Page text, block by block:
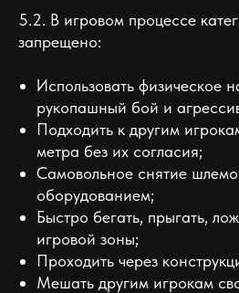
5.2. В игровом процессе
запрещено:
Использовать физическое
рукопашный бой и
Подходить к другим
метра без их согласия;
Самовольное снятие
оборудованием;
Быстро бегать, прыгать,
игровой зоны;
Проходить через
Мешать другим игрокам